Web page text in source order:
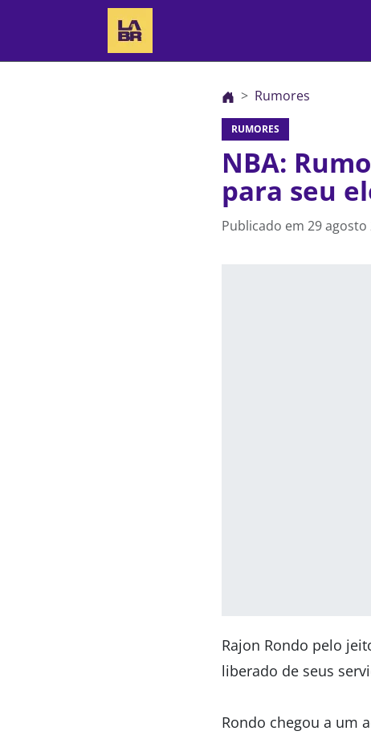
Rumores
RUMORES
NBA:
para seu
Publicado em 29 agosto
Rajon Rondo pelo
liberado de seus
Rondo chegou a um